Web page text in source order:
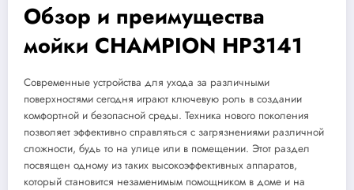
Обзор и преимущества
мойки CHAMPION HP3141
Современные устройства для ухода за различными
поверхностями сегодня играют ключевую роль в создании
комфортной и безопасной среды. Техника нового поколения
позволяет эффективно справляться с загрязнениями различной
сложности, будь то на улице или в помещении. Этот раздел
посвящен одному из таких высокоэффективных аппаратов,
который становится незаменимым помощником в доме и на